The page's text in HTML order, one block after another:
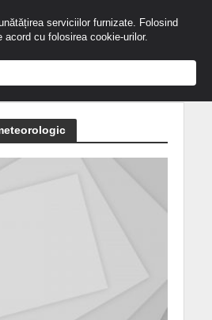
serviciilor furnizate. Folosind
cu folosirea cookie-urilor.